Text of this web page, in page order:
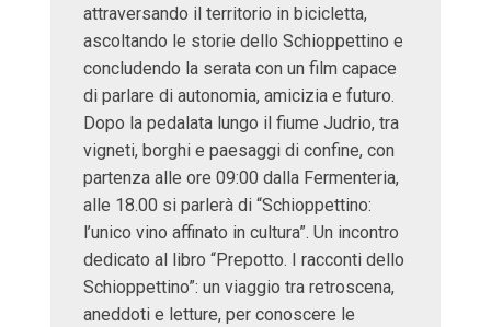
attraversando il territorio in bicicletta,
ascoltando le storie dello Schioppettino e
concludendo la serata con un film capace
di parlare di autonomia, amicizia e futuro.
Dopo la pedalata lungo il fiume Judrio, tra
vigneti, borghi e paesaggi di confine, con
partenza alle ore 09:00 dalla Fermenteria,
alle 18.00 si parlerà di “Schioppettino:
l’unico vino affinato in cultura”. Un incontro
dedicato al libro “Prepotto. I racconti dello
Schioppettino”: un viaggio tra retroscena,
aneddoti e letture, per conoscere le